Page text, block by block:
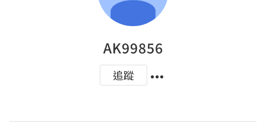
AK99856
追蹤